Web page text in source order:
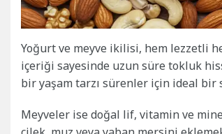
Yoğurt ve meyve ikilisi, hem lezzetli
içeriği sayesinde uzun süre tokluk
bir yaşam tarzı sürenler için ideal bir
Meyveler ise doğal lif, vitamin ve